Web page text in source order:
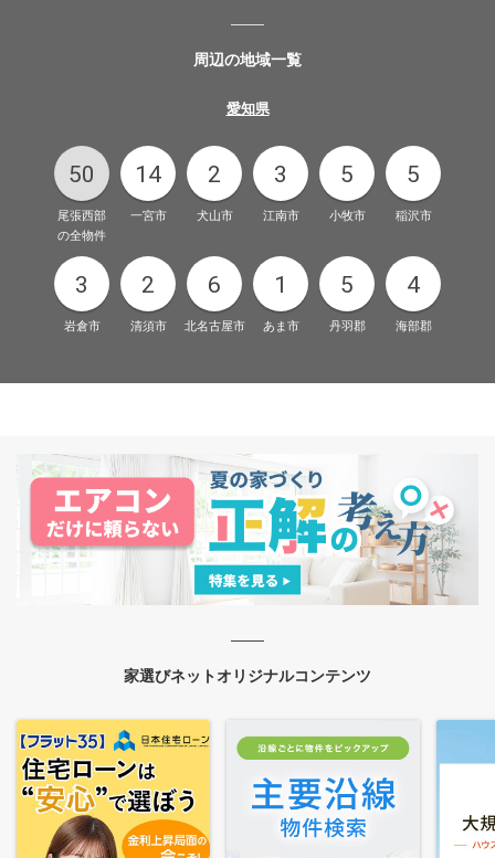
周辺の地域一覧
愛知県
50
尾張西部
の全物件
14
一宮市
2
犬山市
3
江南市
5
小牧市
5
稲沢市
3
岩倉市
2
清須市
6
北名古屋市
1
あま市
5
丹羽郡
4
海部郡
家選びネットオリジナルコンテンツ